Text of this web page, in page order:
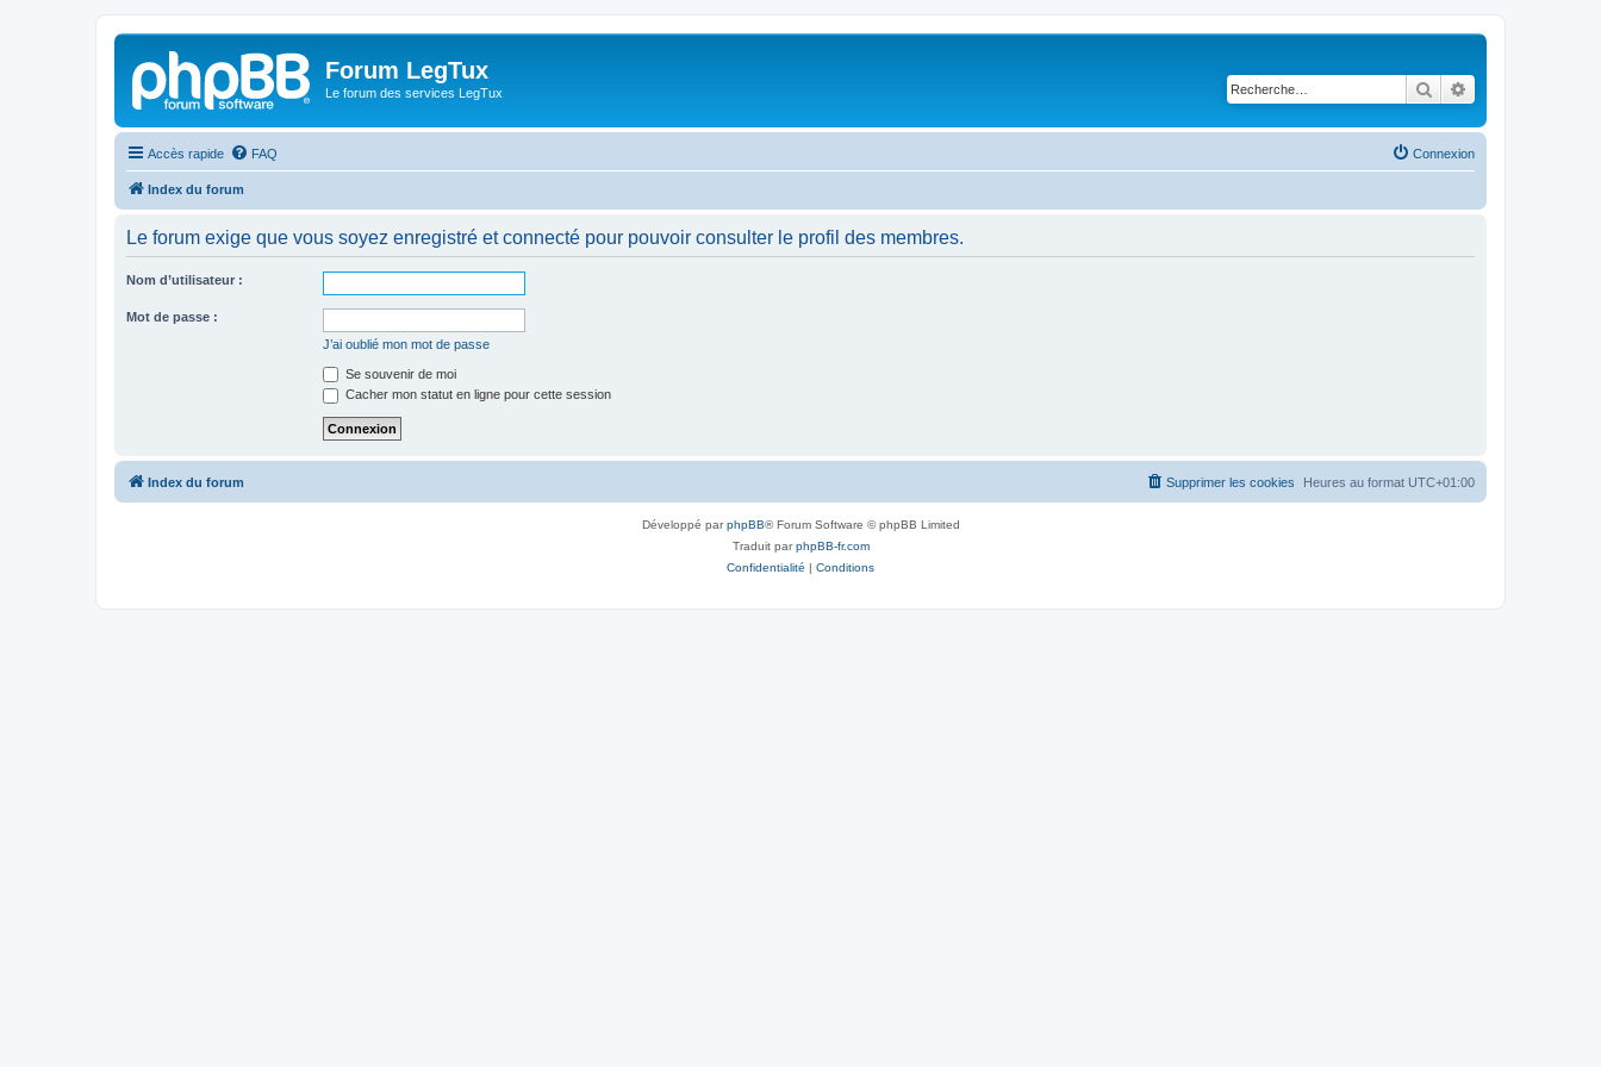
Forum LegTux
Le forum des services LegTux Rechercher
Accès rapide FAQ Connexion
Index du forum
Le forum exige que vous soyez enregistré et connecté pour pouvoir consulter le profil des membres.
Nom d’utilisateur :
Mot de passe :
J’ai oublié mon mot de passe
Se souvenir de moi
Cacher mon statut en ligne pour cette session
Index du forum Heures au format UTC+01:00
Supprimer les cookies
Développé parphpBB® Forum Software © phpBB Limited
Traduit parphpBB-fr.com
Confidentialité | Conditions